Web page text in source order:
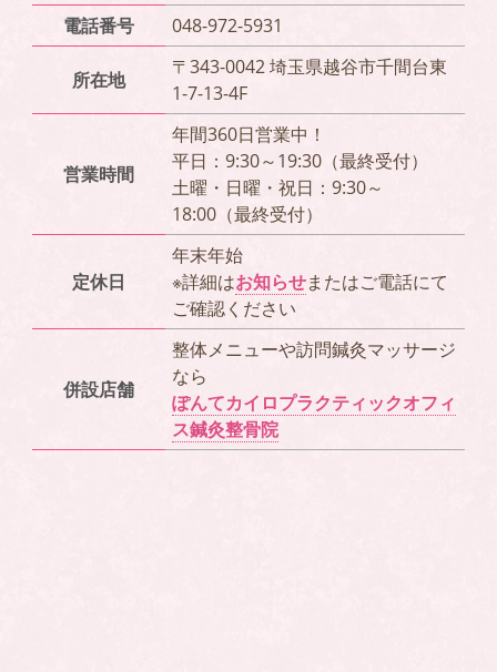
電話番号
048-972-5931
所在地
〒343-0042 埼玉県越谷市千間台東
1-7-13-4F
営業時間
年間360日営業中！
平日：9:30～19:30（最終受付）
土曜・日曜・祝日：9:30～
18:00（最終受付）
定休日
年末年始
※詳細はお知らせまたはご電話にて
ご確認ください
併設店舗
整体メニューや訪問鍼灸マッサージ
なら
ぽんてカイロプラクティックオフィ
ス鍼灸整骨院